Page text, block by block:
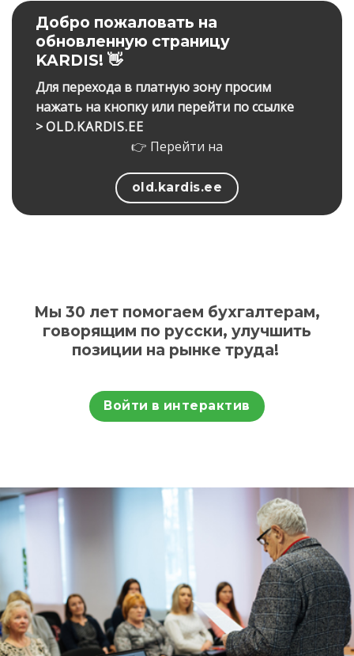
Добро пожаловать на
обновленную страницу
KARDIS! 👋
Для перехода в платную зону просим
нажать на кнопку или перейти по ссылке
>OLD.KARDIS.EE
👉 Перейти на
old.kardis.ee
Мы 30 лет помогаем бухгалтерам,
говорящим по русски, улучшить
позиции на рынке труда!
Войти в интерактив